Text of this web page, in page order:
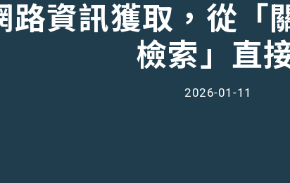
路資訊獲取，從「
檢索」直
2026-01-11